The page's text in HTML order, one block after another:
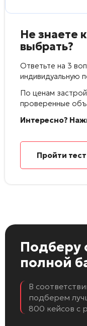
Не знаете
выбрать?
Ответьте на 3
индивидуальную
По ценам
проверенные
Интересно?
Пройти тест
Подберу
полной
В
подберем
800 кейсов с